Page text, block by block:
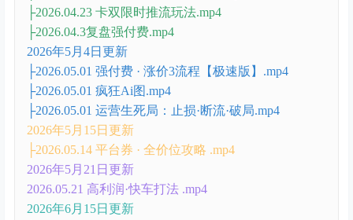
├2026.04.23 卡双限时推流玩法.mp4
├2026.04.3复盘强付费.mp4
2026年5月4日更新
├2026.05.01 强付费 · 涨价3流程【极速版】.mp4
├2026.05.01 疯狂Ai图.mp4
├2026.05.01 运营生死局：止损·断流·破局.mp4
2026年5月15日更新
├2026.05.14 平台券 · 全价位攻略 .mp4
2026年5月21日更新
2026.05.21 高利润·快车打法 .mp4
2026年6月15日更新